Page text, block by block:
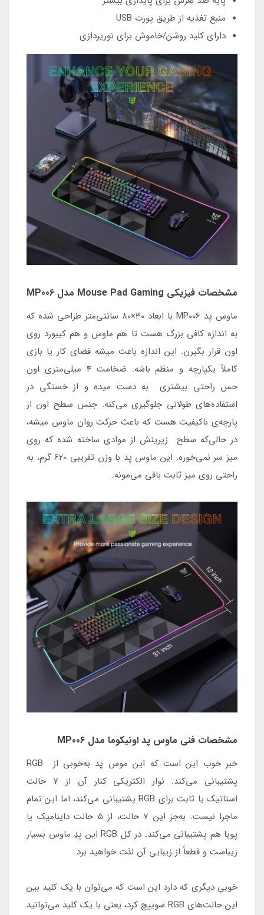
منبع تغذیه از طریق پورت USB
دارای کلید روشن/خاموش برای نورپردازی
مشخصات فیزیکی Mouse Pad Gaming مدل MP006
ماوس پد MP006 با ابعاد 30×80 سانتی‌متر طراحی شده که
به اندازه کافی بزرگ هست تا هم ماوس و هم کیبورد روی
اون قرار بگیرن. این اندازه باعث میشه فضای کار یا بازی
کاملاً یکپارچه و منظم باشه. ضخامت 4 میلی‌متری اون
حس راحتی بیشتری به دست میده و از خستگی در
استفاده‌های طولانی جلوگیری می‌کنه. جنس سطح اون از
پارچه‌ی باکیفیت هست که باعث حرکت روان ماوس میشه،
در حالی‌که سطح زیرینش از موادی ساخته شده که روی
میز سر نمی‌خوره. این ماوس پد با وزن تقریبی 620 گرم، به
راحتی روی میز ثابت باقی می‌مونه.
مشخصات فنی ماوس پد اونیکوما مدل MP006
خبر خوب این است که این موس پد به‌خوبی از RGB
پشتیبانی می‌کند. نوار الکتریکی کنار آن از 7 حالت
استاتیک یا ثابت برای RGB پشتیبانی می‌کند، اما این تمام
ماجرا نیست. به‌جز این 7 حالت، از 5 حالت داینامیک یا
پویا هم پشتیبانی می‌کند. در کل RGB این پدِ ماوس بسیار
زیباست و قطعاً از زیبایی آن لذت خواهید برد.
خوبیِ دیگری که دارد این است که می‌توان با یک کلید بین
این حالت‌های RGB سوییچ کرد، یعنی با یک کلید می‌توانید